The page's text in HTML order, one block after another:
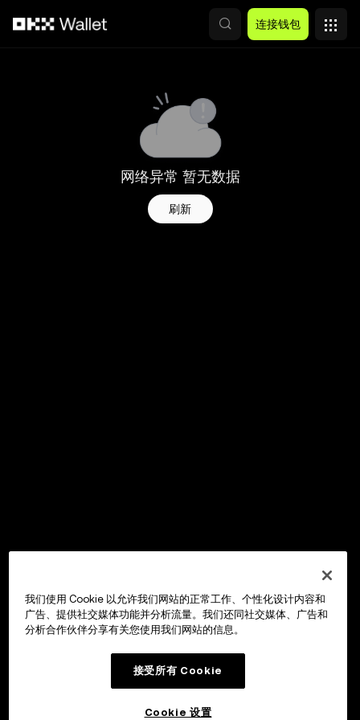
连接钱包
网络异常 暂无数据
刷新
我们使用 Cookie 以允许我们网站的正常工作、个性化设计内容和
广告、提供社交媒体功能并分析流量。我们还同社交媒体、广告和
分析合作伙伴分享有关您使用我们网站的信息。
接受所有 Cookie
Cookie 设置